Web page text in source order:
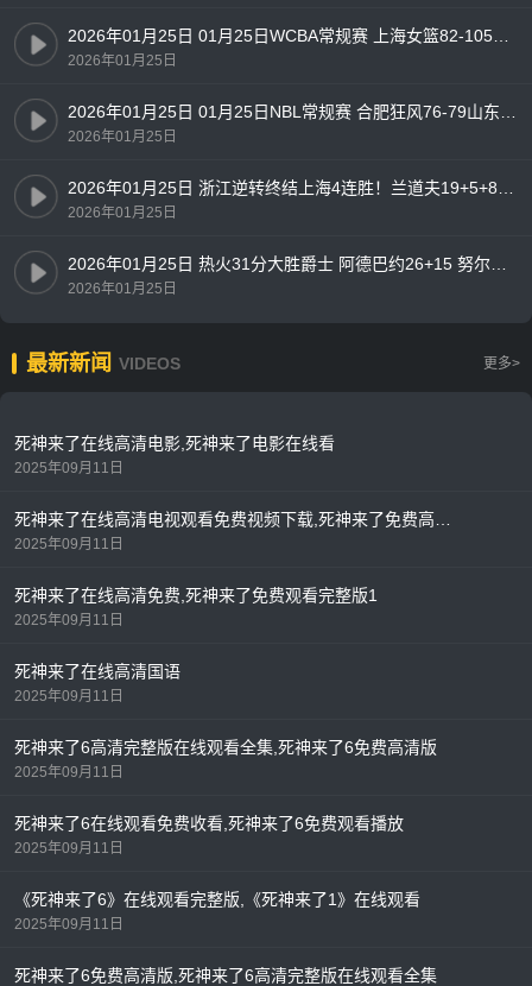
2026年01月25日
2026年01月25日
2026年01月25日
2026年01月25日
最新新闻 VIDEOS 更多>
死神来了在线高清电影,死神来了电影在线看
2025年09月11日
2025年09月11日
死神来了在线高清免费,死神来了免费观看完整版1
2025年09月11日
死神来了在线高清国语
2025年09月11日
死神来了6高清完整版在线观看全集,死神来了6免费高清版
2025年09月11日
死神来了6在线观看免费收看,死神来了6免费观看播放
2025年09月11日
《死神来了6》在线观看完整版,《死神来了1》在线观看
2025年09月11日
死神来了6免费高清版,死神来了6高清完整版在线观看全集